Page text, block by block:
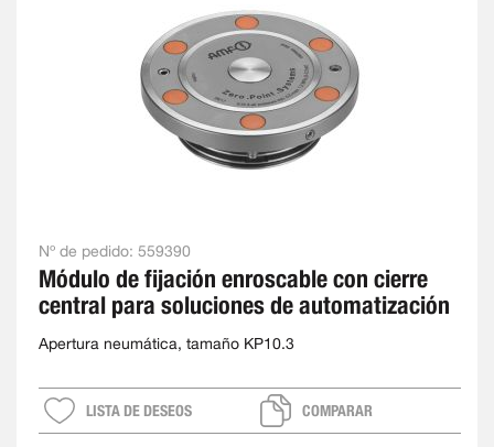
Nº de pedido: 559390
Módulo de fijación enroscable con cierre
central para soluciones de automatización
Apertura neumática, tamaño KP10.3
LISTA DE DESEOS COMPARAR